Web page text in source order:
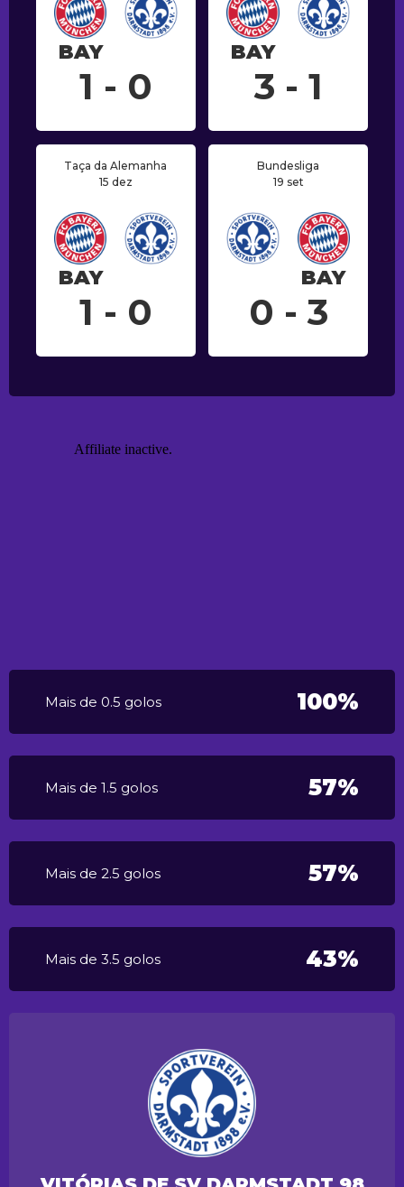
BAY
1 - 0
BAY
3 - 1
Taça da Alemanha
15 dez
BAY
1 - 0
Bundesliga
19 set
BAY
0 - 3
Mais de 0.5 golos 100%
Mais de 1.5 golos 57%
Mais de 2.5 golos 57%
Mais de 3.5 golos 43%